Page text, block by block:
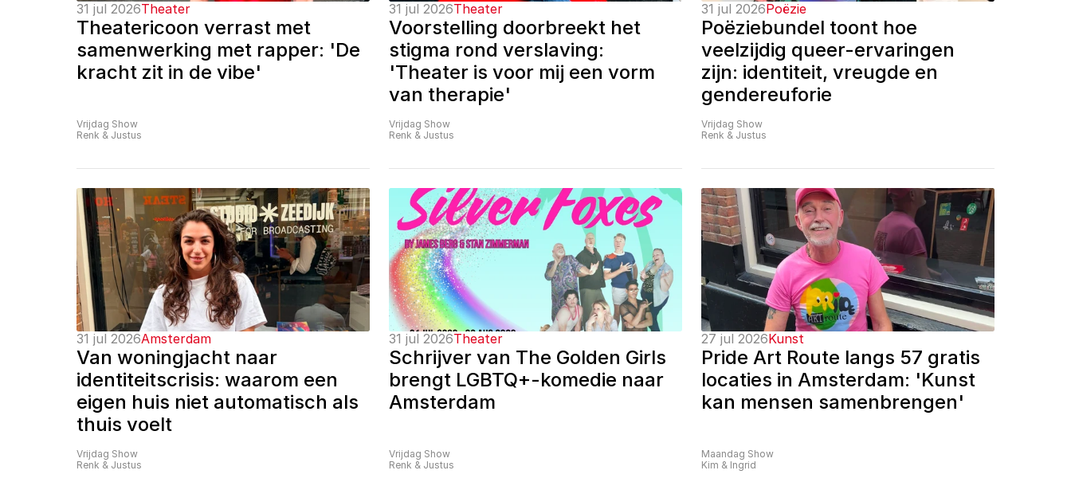
31 jul 2026Theater
Theatericoon verrast met
samenwerking met rapper: 'De
kracht zit in de vibe'
Vrijdag Show
Renk & Justus
31 jul 2026Theater
Voorstelling doorbreekt het
stigma rond verslaving:
'Theater is voor mij een vorm
van therapie'
Vrijdag Show
Renk & Justus
31 jul 2026Poëzie
Poëziebundel toont hoe
veelzijdig queer-ervaringen
zijn: identiteit, vreugde en
gendereuforie
Vrijdag Show
Renk & Justus
31 jul 2026Amsterdam
Van woningjacht naar
identiteitscrisis: waarom een
eigen huis niet automatisch als
thuis voelt
Vrijdag Show
Renk & Justus
31 jul 2026Theater
Schrijver van The Golden Girls
brengt LGBTQ+-komedie naar
Amsterdam
Vrijdag Show
Renk & Justus
27 jul 2026Kunst
Pride Art Route langs 57 gratis
locaties in Amsterdam: 'Kunst
kan mensen samenbrengen'
Maandag Show
Kim & Ingrid